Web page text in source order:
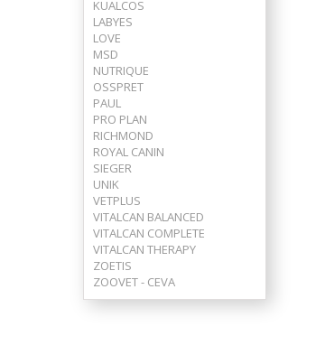
KUALCOS
LABYES
LOVE
MSD
NUTRIQUE
OSSPRET
PAUL
PRO PLAN
RICHMOND
ROYAL CANIN
SIEGER
UNIK
VETPLUS
VITALCAN BALANCED
VITALCAN COMPLETE
VITALCAN THERAPY
ZOETIS
ZOOVET - CEVA